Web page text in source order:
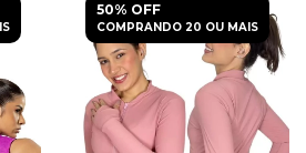
50% OFF
COMPRANDO 20 OU MAIS